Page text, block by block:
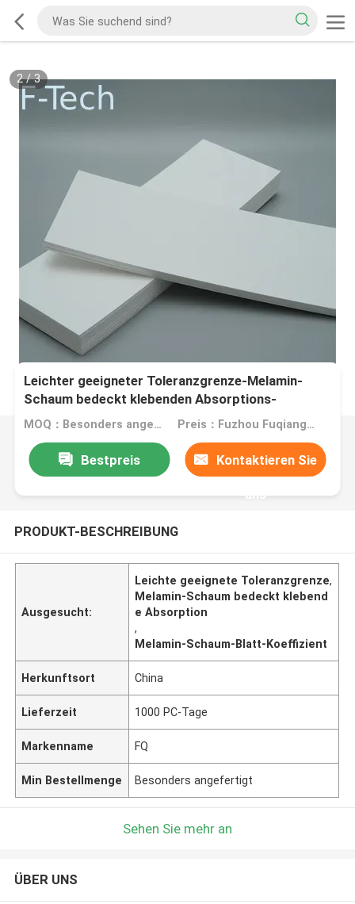
2/3
Leichter geeigneter Toleranzgrenze-Melamin-
Schaum bedeckt klebenden Absorptions-
Koeffizienten
MOQ：Besonders angefertigt Preis：Fuzhou Fuqiang Precision Co.,Ltd.
Bestpreis Kontaktieren Sie
uns
PRODUKT-BESCHREIBUNG
Ausgesucht:
Leichte geeignete Toleranzgrenze,
Melamin-Schaum bedeckt klebend
e Absorption
,
Melamin-Schaum-Blatt-Koeffizient
Herkunftsort China
Lieferzeit 1000 PC-Tage
Markenname FQ
Min Bestellmenge Besonders angefertigt
Sehen Sie mehr an
ÜBER UNS